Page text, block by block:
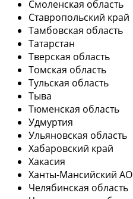
Смоленская область
Ставропольский край
Тамбовская область
Татарстан
Тверская область
Томская область
Тульская область
Тыва
Тюменская область
Удмуртия
Ульяновская область
Хабаровский край
Хакасия
Ханты-Мансийский АО
Челябинская область